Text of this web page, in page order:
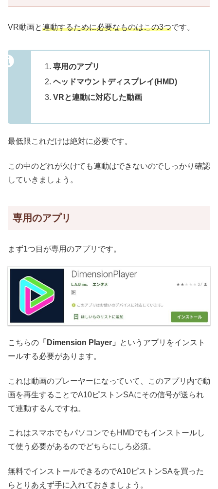
VR動画と連動するために必要なものはこの3つです。
専用のアプリ
ヘッドマウントディスプレイ(HMD)
VRと連動に対応した動画
最低限これだけは絶対に必要です。
この中のどれが欠けても連動はできないのでしっかり確認
していきましょう。
専用のアプリ
まず1つ目が専用のアプリです。
こちらの 「Dimension Player」
というアプリをインスト
ールする必要があります。
これは動画のプレーヤーになっていて、このアプリ内で動
画を再生することでA10ピストンSAにその信号が送られ
て連動するんですね。
これはスマホでもパソコンでもHMDでもインストールし
て使う必要があるのでどちらにしろ必須。
無料でインストールできるのでA10ピストンSAを買った
らとりあえず手に入れておきましょう。